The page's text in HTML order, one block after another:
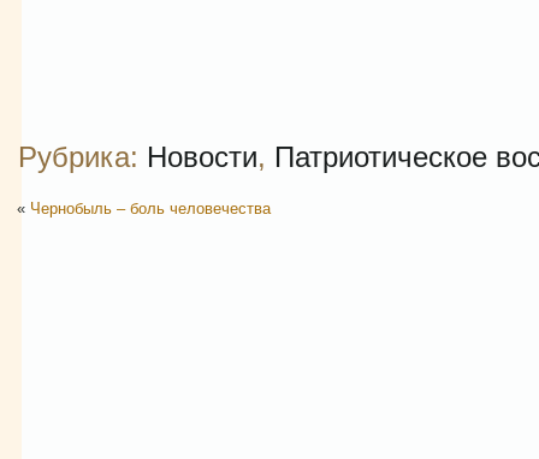
Рубрика: Новости, Патриотическое
« Чернобыль – боль человечества